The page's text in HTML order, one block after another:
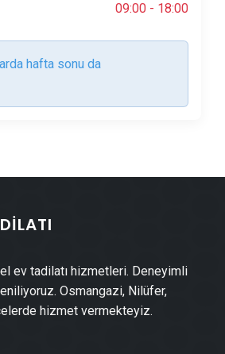
Montajı
Ustası
09:00 - 18:00
hafta sonu da
ev tadilatı hizmetleri. Deneyimli
Osmangazi, Nilüfer,
hizmet vermekteyiz.